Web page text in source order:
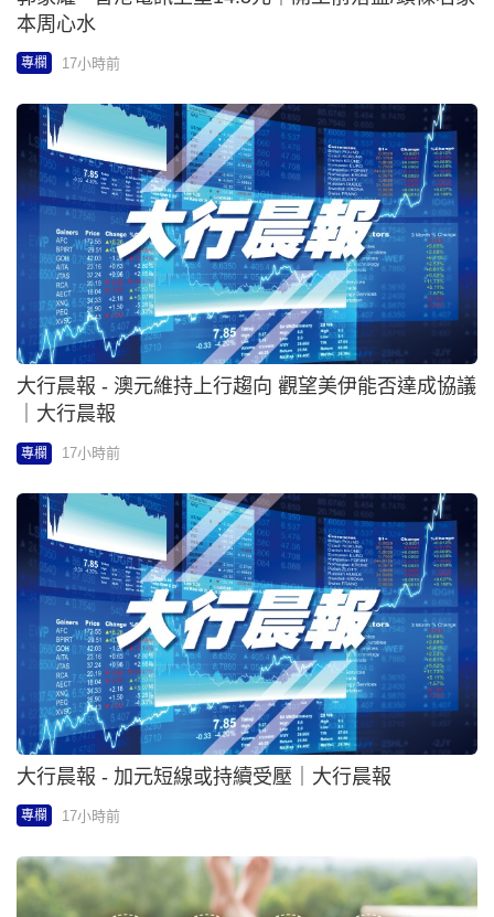
大行晨報 - 澳元維持上行趨向 觀望美伊能否達成協議
｜大行晨報
專欄 17小時前
大行晨報 - 加元短線或持續受壓｜大行晨報
專欄 17小時前
小董 - 淺談子宮頸細胞變異 | 輕鬆養生
專欄 2026-08-05 02:00 HKT